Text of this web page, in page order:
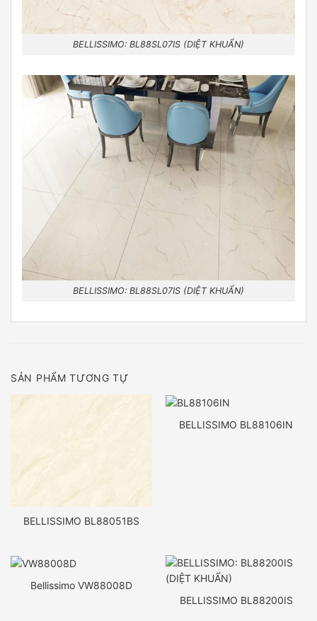
BELLISSIMO: BL88SL07IS (DIỆT KHUẨN)
BELLISSIMO: BL88SL07IS (DIỆT KHUẨN)
SẢN PHẨM TƯƠNG TỰ
BELLISSIMO BL88051BS
BELLISSIMO BL88106IN
Bellissimo VW88008D
BELLISSIMO BL88200IS